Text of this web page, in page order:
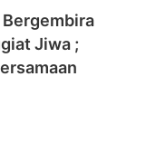
Bergembira
Jiwa ;